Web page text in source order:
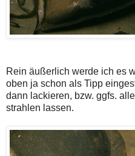
Rein äußerlich werde ich es
oben ja schon als Tipp
dann lackieren, bzw. ggfs.
strahlen lassen.